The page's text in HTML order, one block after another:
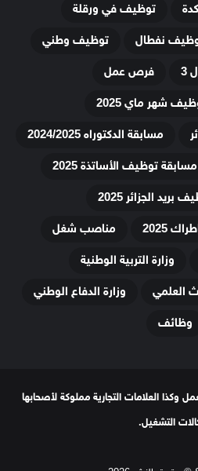
توظيف في ورقلة
نفطال
توظيف وطني
3
فرص عمل
شهر ماي 2025
مسابقة الدكتوراه 2024/2025
مسابقة توظيف الأساتذة 2025
الجزائر 2025
2025
مناصب شغل
وزارة التربية الوطنية
العلمي
وزارة الدفاع الوطني
وظائف
العلامات التجارية مملوكة لأصحابها
التشغيل.